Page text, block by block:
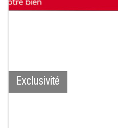
Exclusivité